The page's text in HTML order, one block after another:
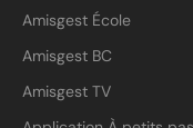
Amisgest École
Amisgest BC
Amisgest TV